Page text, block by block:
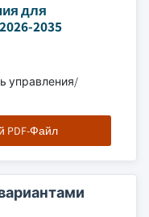
для
2035
управления/
PDF-Файл